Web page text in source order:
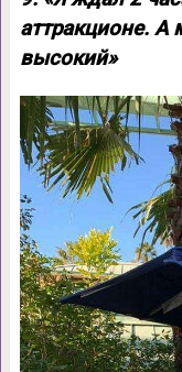
аттракционе. А
высокий»